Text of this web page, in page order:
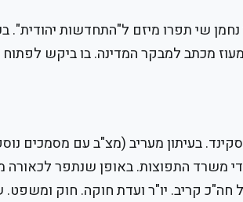
שי תפרו מיזם ל"התחדשות יהודית".
מכתב למבקר המדינה. בו ביקש
בעיתון מעריב (מצ"ב עם מסמכים
משרד התפוצות. באופן שנתפר לכאורה
חה"כ קריב. יו"ר ועדת חוקה. חוק ומשפט.